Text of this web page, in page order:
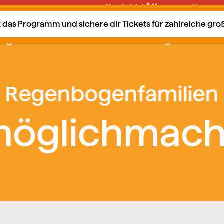
Kontakt / Öffnungszeiten
Kalender Mitglied?
das Programm und sichere dir Tickets für zahlreiche